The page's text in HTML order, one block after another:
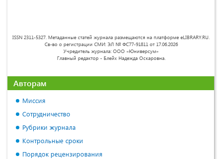
ISSN 2311-5327. Метаданные статей журнала размещаются на платформе eLIBRARY.RU.
Св-во о регистрации СМИ: ЭЛ № ФС77-91811 от 17.06.2026
Учредитель журнала: ООО «Юниверсум»
Главный редактор - Блейх Надежда Оскаровна.
Авторам
Миссия
Сотрудничество
Рубрики журнала
Контрольные сроки
Порядок рецензирования